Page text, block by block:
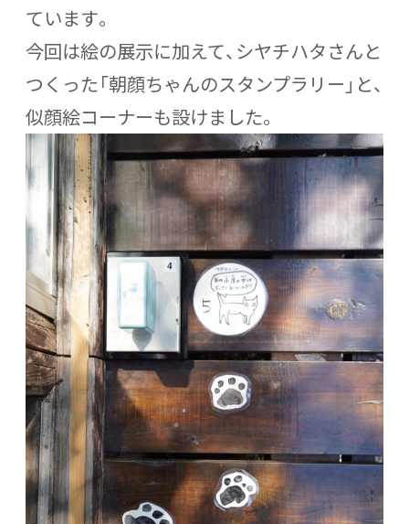
ています。
今回は絵の展示に加えて、シヤチハタさんと
つくった「朝顔ちゃんのスタンプラリー」と、
似顔絵コーナーも設けました。